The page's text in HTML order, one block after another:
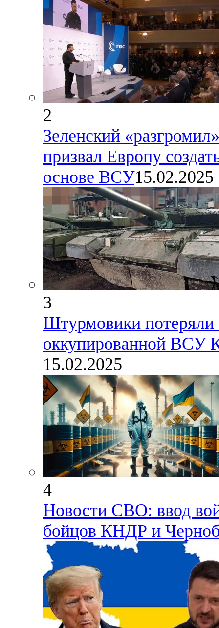
2
Зеленский
призвал Европу
основе ВСУ15.02.2025
3
Штурмовики потеряли
оккупированной ВСУ
15.02.2025
4
Новости СВО: ввод
бойцов КНДР и